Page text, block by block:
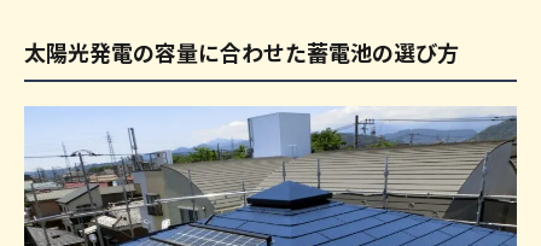
太陽光発電の容量に合わせた蓄電池の選び方